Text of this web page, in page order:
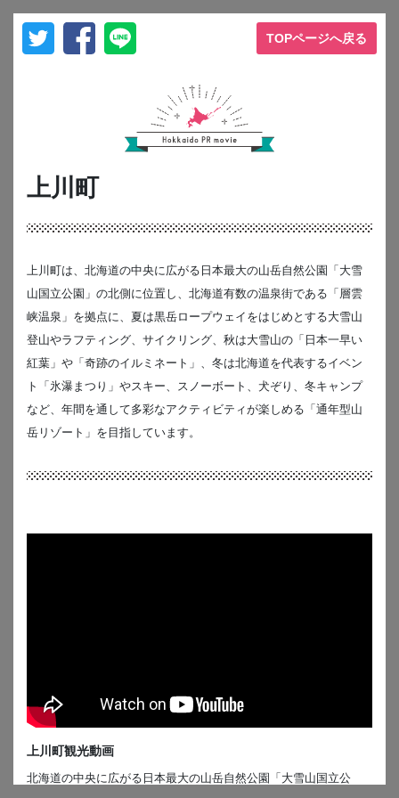
TOPページへ戻る
上川町
上川町は、北海道の中央に広がる日本最大の山岳自然公園「大雪
山国立公園」の北側に位置し、北海道有数の温泉街である「層雲
峡温泉」を拠点に、夏は黒岳ロープウェイをはじめとする大雪山
登山やラフティング、サイクリング、秋は大雪山の「日本一早い
紅葉」や「奇跡のイルミネート」、冬は北海道を代表するイベン
ト「氷瀑まつり」やスキー、スノーボート、犬ぞり、冬キャンプ
など、年間を通して多彩なアクティビティが楽しめる「通年型山
岳リゾート」を目指しています。
上川町観光動画
北海道の中央に広がる日本最大の山岳自然公園「大雪山国立公